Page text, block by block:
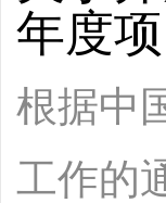
年度
根据中
工作的